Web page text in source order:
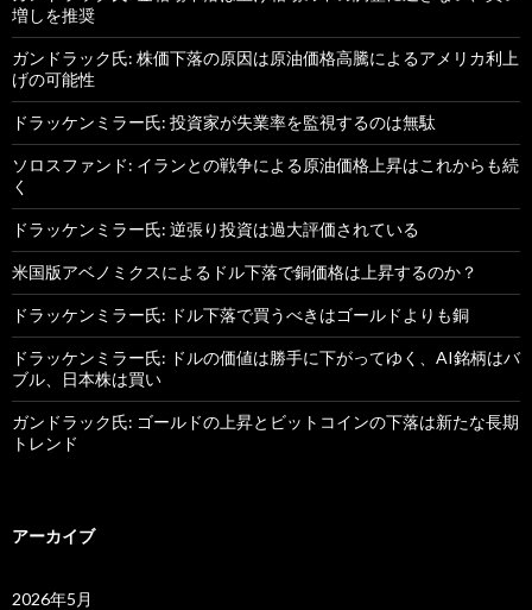
増しを推奨
ガンドラック氏: 株価下落の原因は原油価格高騰によるアメリカ利上
げの可能性
ドラッケンミラー氏: 投資家が失業率を監視するのは無駄
ソロスファンド: イランとの戦争による原油価格上昇はこれからも続
く
ドラッケンミラー氏: 逆張り投資は過大評価されている
米国版アベノミクスによるドル下落で銅価格は上昇するのか？
ドラッケンミラー氏: ドル下落で買うべきはゴールドよりも銅
ドラッケンミラー氏: ドルの価値は勝手に下がってゆく、AI銘柄はバ
ブル、日本株は買い
ガンドラック氏: ゴールドの上昇とビットコインの下落は新たな長期
トレンド
アーカイブ
2026年5月